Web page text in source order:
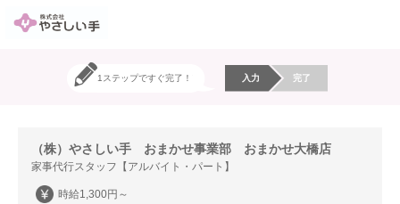
1ステップですぐ完了！ 入力 完了
（株）やさしい手 おまかせ事業部 おまかせ大橋店
家事代行スタッフ【アルバイト・パート】
時給1,300円～